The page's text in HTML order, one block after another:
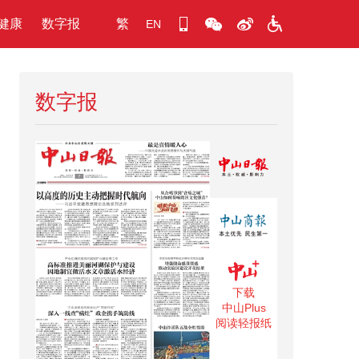
康 数字报 繁 EN
数字报
下载
中山Plus
阅读轻报纸